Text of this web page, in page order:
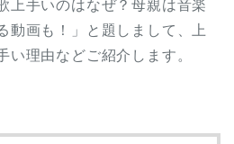
上手いのはなぜ？母親は音楽
動画も！」と題しまして、上
い理由などご紹介します。